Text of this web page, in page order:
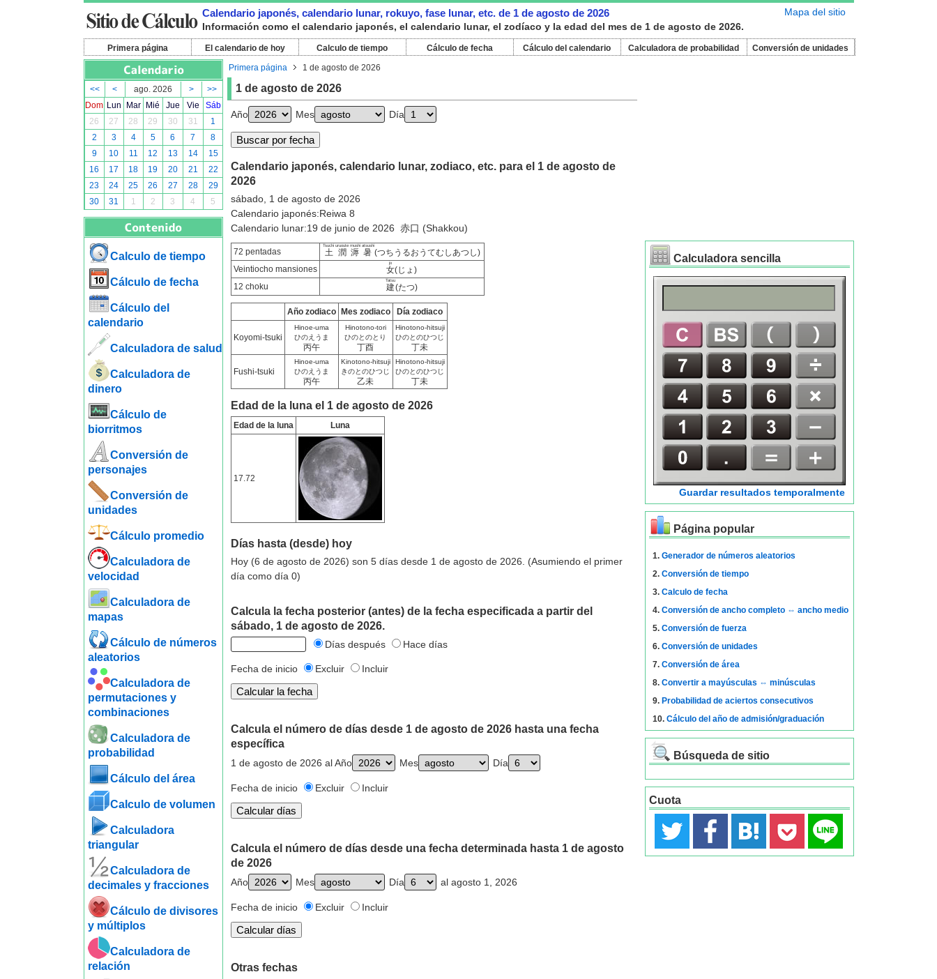
Mapa del sitio
Calendario japonés, calendario lunar, rokuyo, fase lunar, etc. de 1 de agosto de 2026
Información como el calendario japonés, el calendario lunar, el zodíaco y la edad del mes de 1 de agosto de 2026.
Primera página El calendario de hoy Calculo de tiempo Cálculo de fecha Cálculo del calendario Calculadora de probabilidad Conversión de unidades
<< < ago. 2026 >
>>
Dom Lun Mar Mié Jue Vie
Sáb
26
27 28 29 30 31
1
2
3 4 5 6 7
8
9
10 11 12 13 14
15
16
17 18 19 20 21
22
23
24 25 26 27 28
29
30
31 1 2 3 4 5
Calculo de tiempo
Cálculo de fecha
Cálculo del
calendario
Calculadora de salud
Calculadora de
dinero
Cálculo de
biorritmos
Conversión de
personajes
Conversión de
unidades
Cálculo promedio
Calculadora de
velocidad
Calculadora de
mapas
Cálculo de números
aleatorios
Calculadora de
permutaciones y
combinaciones
Calculadora de
probabilidad
Cálculo del área
Calculo de volumen
Calculadora
triangular
Calculadora de
decimales y fracciones
Cálculo de divisores
y múltiplos
Calculadora de
relación
Primera página 1 de agosto de 2026
1 de agosto de 2026
Año Mes Día
Calendario japonés, calendario lunar, zodiaco, etc. para el 1 de agosto de
2026
sábado, 1 de agosto de 2026
Calendario japonés:Reiwa 8
Calendario lunar:19 de junio de 2026 赤口 (Shakkou)
72 pentadas 土潤溽暑
Tsuchi uruoute mushi atsushi
(つちうるおうてむしあつし)
Veintiocho mansiones
女
jo
(じょ)
12 choku
建
Tatsu
(たつ)
Año zodiaco Mes zodiaco Día zodiaco
Koyomi-tsuki
Hinoe-uma
ひのえうま
丙午
Hinotono-tori
ひのとのとり
丁酉
Hinotono-hitsuji
ひのとのひつじ
丁未
Fushi-tsuki
Hinoe-uma
ひのえうま
丙午
Kinotono-hitsuji
きのとのひつじ
乙未
Hinotono-hitsuji
ひのとのひつじ
丁未
Edad de la luna el 1 de agosto de 2026
Edad de la luna Luna
17.72
Días hasta (desde) hoy
Hoy (6 de agosto de 2026) son 5 días desde 1 de agosto de 2026. (Asumiendo el primer
día como día 0)
Calcula la fecha posterior (antes) de la fecha especificada a partir del
sábado, 1 de agosto de 2026.
Días después Hace días
Fecha de inicio Excluir Incluir
Calcula el número de días desde 1 de agosto de 2026 hasta una fecha
específica
1 de agosto de 2026 al Año Mes Día
Fecha de inicio Excluir Incluir
Calcula el número de días desde una fecha determinada hasta 1 de agosto
de 2026
Año Mes Día al agosto 1, 2026
Fecha de inicio Excluir Incluir
Otras fechas
Calculadora sencilla
Guardar resultados temporalmente
Página popular
1. Generador de números aleatorios
2. Conversión de tiempo
3. Calculo de fecha
4. Conversión de ancho completo ⇔ ancho medio
5. Conversión de fuerza
6. Conversión de unidades
7. Conversión de área
8. Convertir a mayúsculas ⇔ minúsculas
9. Probabilidad de aciertos consecutivos
10. Cálculo del año de admisión/graduación
Búsqueda de sitio
Cuota